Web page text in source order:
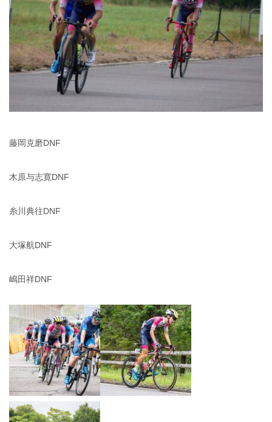
藤岡克磨DNF
木原与志寛DNF
糸川典往DNF
大塚航DNF
嶋田祥DNF